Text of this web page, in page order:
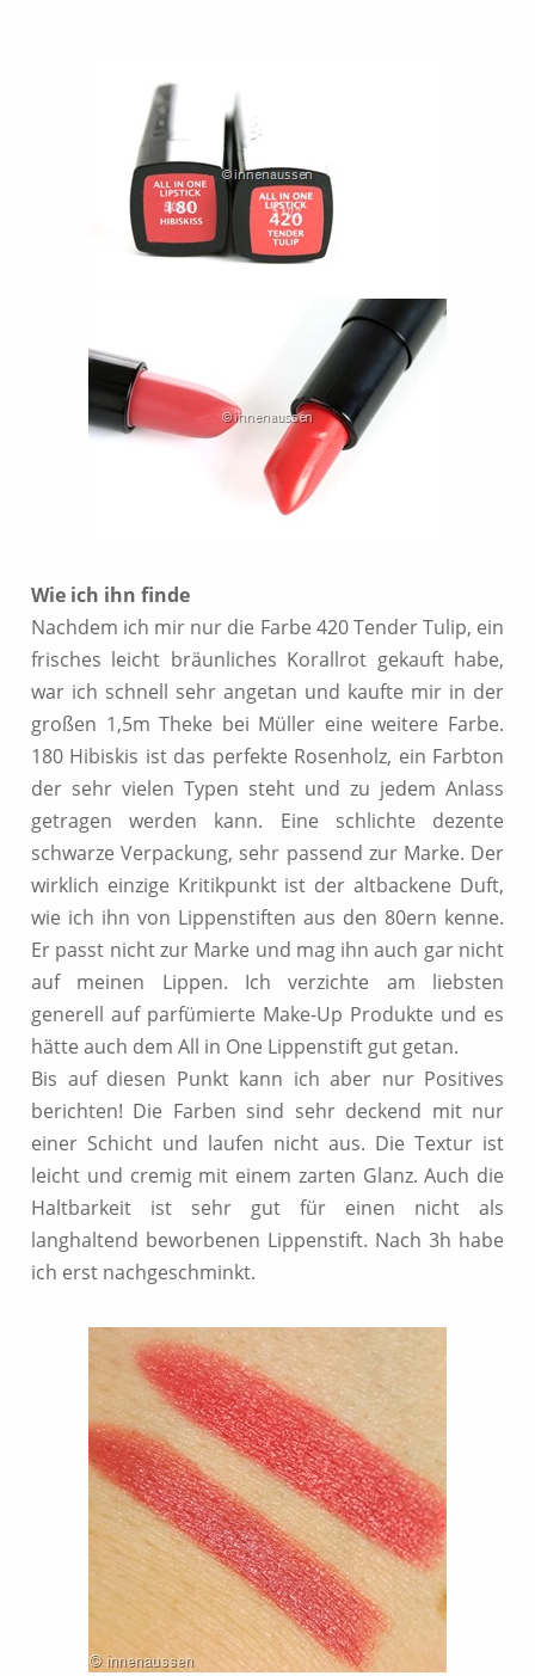
Wie ich ihn finde
Nachdem ich mir nur die Farbe 420 Tender Tulip, ein
frisches leicht bräunliches Korallrot gekauft habe,
war ich schnell sehr angetan und kaufte mir in der
großen 1,5m Theke bei Müller eine weitere Farbe.
180 Hibiskis ist das perfekte Rosenholz, ein Farbton
der sehr vielen Typen steht und zu jedem Anlass
getragen werden kann. Eine schlichte dezente
schwarze Verpackung, sehr passend zur Marke. Der
wirklich einzige Kritikpunkt ist der altbackene Duft,
wie ich ihn von Lippenstiften aus den 80ern kenne.
Er passt nicht zur Marke und mag ihn auch gar nicht
auf meinen Lippen. Ich verzichte am liebsten
generell auf parfümierte Make-Up Produkte und es
hätte auch dem All in One Lippenstift gut getan.
Bis auf diesen Punkt kann ich aber nur Positives
berichten! Die Farben sind sehr deckend mit nur
einer Schicht und laufen nicht aus. Die Textur ist
leicht und cremig mit einem zarten Glanz. Auch die
Haltbarkeit ist sehr gut für einen nicht als
langhaltend beworbenen Lippenstift. Nach 3h habe
ich erst nachgeschminkt.